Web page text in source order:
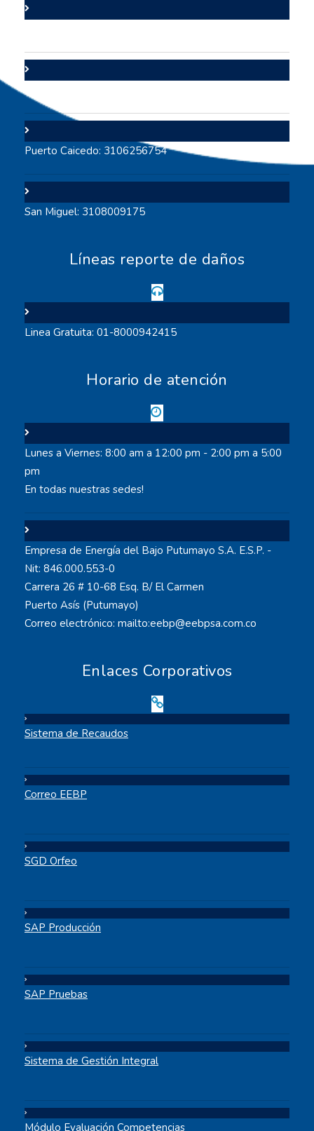
Puerto Caicedo: 3106256754
San Miguel: 3108009175
Líneas reporte de daños
Linea Gratuita: 01-8000942415
Horario de atención
Lunes a Viernes: 8:00 am a 12:00 pm - 2:00 pm a 5:00
pm
En todas nuestras sedes!
Empresa de Energía del Bajo Putumayo S.A. E.S.P. -
Nit: 846.000.553-0
Carrera 26 # 10-68 Esq. B/ El Carmen
Puerto Asís (Putumayo)
Correo electrónico: mailto:eebp@eebpsa.com.co
Enlaces Corporativos
Sistema de Recaudos
Correo EEBP
SGD Orfeo
SAP Producción
SAP Pruebas
Sistema de Gestión Integral
Módulo Evaluación Competencias